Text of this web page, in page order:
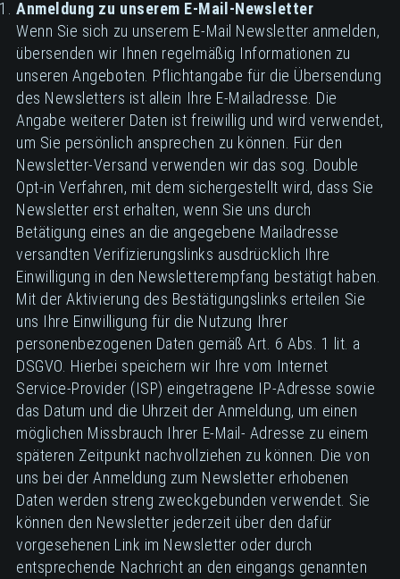
Anmeldung zu unserem E-Mail-Newsletter
Wenn Sie sich zu unserem E-Mail Newsletter anmelden,
übersenden wir Ihnen regelmäßig Informationen zu
unseren Angeboten. Pflichtangabe für die Übersendung
des Newsletters ist allein Ihre E-Mailadresse. Die
Angabe weiterer Daten ist freiwillig und wird verwendet,
um Sie persönlich ansprechen zu können. Für den
Newsletter-Versand verwenden wir das sog. Double
Opt-in Verfahren, mit dem sichergestellt wird, dass Sie
Newsletter erst erhalten, wenn Sie uns durch
Betätigung eines an die angegebene Mailadresse
versandten Verifizierungslinks ausdrücklich Ihre
Einwilligung in den Newsletterempfang bestätigt haben.
Mit der Aktivierung des Bestätigungslinks erteilen Sie
uns Ihre Einwilligung für die Nutzung Ihrer
personenbezogenen Daten gemäß Art. 6 Abs. 1 lit. a
DSGVO. Hierbei speichern wir Ihre vom Internet
Service-Provider (ISP) eingetragene IP-Adresse sowie
das Datum und die Uhrzeit der Anmeldung, um einen
möglichen Missbrauch Ihrer E-Mail- Adresse zu einem
späteren Zeitpunkt nachvollziehen zu können. Die von
uns bei der Anmeldung zum Newsletter erhobenen
Daten werden streng zweckgebunden verwendet. Sie
können den Newsletter jederzeit über den dafür
vorgesehenen Link im Newsletter oder durch
entsprechende Nachricht an den eingangs genannten